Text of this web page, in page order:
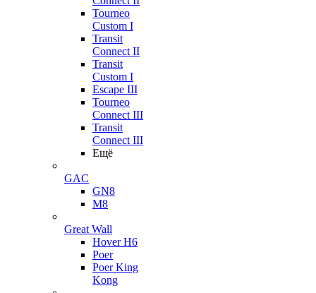
Tourneo
Custom I
Transit
Connect II
Transit
Custom I
Escape III
Tourneo
Connect III
Transit
Connect III
Ещё
GAC
GN8
M8
Great Wall
Hover H6
Poer
Poer King
Kong